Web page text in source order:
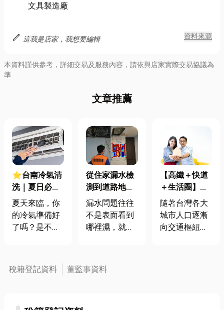
文具製造廠
edit 這我是店家，我想要編輯 資料來源
本資料謹供參考，詳細交易及服務內容，請依與店家實際交易協議為
準
文章推薦
⭐台南冷氣清
洗｜夏日必
讀！冷氣飄異
味、不冷怎麼
辦？一篇搞懂
夏天來臨，你
的冷氣準備好
了嗎？是不是
麼吹都不冷，
甚至噴出灰塵
從住家漏水檢
測到道路地下
管線探測的專
業服務
漏水問題往往
不是表面看到
哪裡濕，就代
多住戶一開始
只是發現牆面
【高鐵＋快道
＋生活圈】新
竹人的理想居
所，正在悄悄
成形
隨著台灣各大
城市人口逐漸
向交通樞紐與
稅籍登記資料 董監事資料